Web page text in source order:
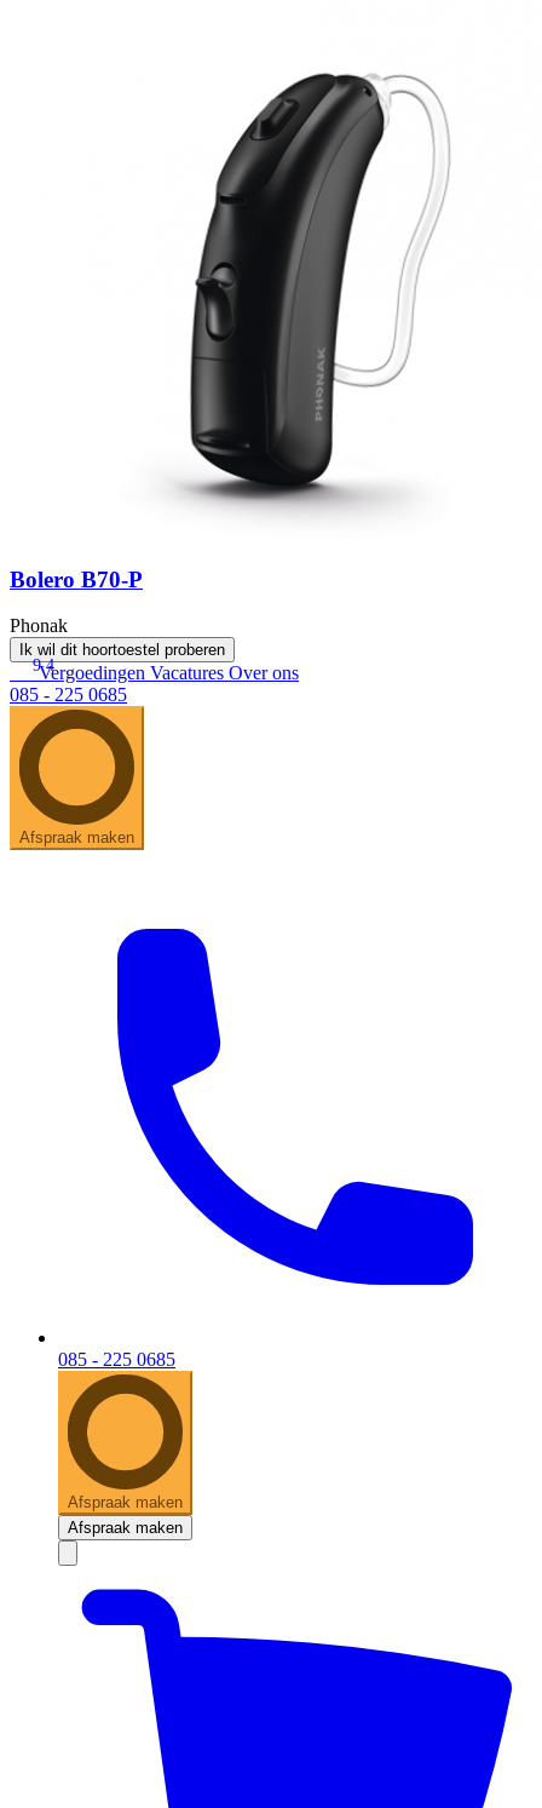
Bolero B70-P
Phonak
Ik wil dit hoortoestel proberen
9.4
Vergoedingen Vacatures Over ons
085 - 225 0685
Afspraak maken
085 - 225 0685
Afspraak maken
Afspraak maken